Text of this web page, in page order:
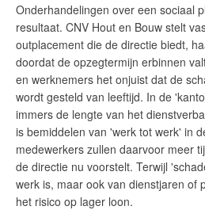
Onderhandelingen over een sociaal
resultaat. CNV Hout en Bouw stelt
outplacement die de directie biedt,
doordat de opzegtermijn erbinnen
en werknemers het onjuist dat de
wordt gesteld van leeftijd. In de
immers de lengte van het
is bemiddelen van 'werk tot werk' in
medewerkers zullen daarvoor meer
de directie nu voorstelt. Terwijl
werk is, maar ook van dienstjaren of
het risico op lager loon.